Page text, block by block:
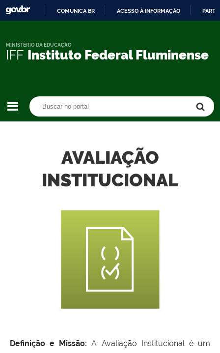
CONTEÚDO
COMUNICA BR ACESSO À INFORMAÇÃO
IFF Instituto Federal Fluminense
MINISTÉRIO DA EDUCAÇÃO
AVALIAÇÃO
INSTITUCIONAL
Definição e Missão: A Avaliação Institucional é um